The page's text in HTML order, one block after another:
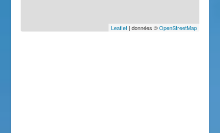
Leaflet| données ©OpenStreetMap